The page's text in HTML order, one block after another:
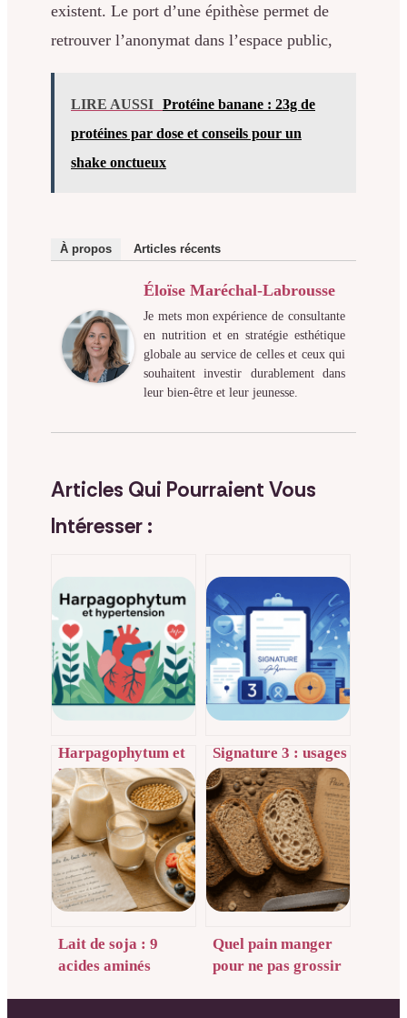
existent. Le port d’une épithèse permet de
retrouver l’anonymat dans l’espace public,
LIRE AUSSI Protéine banane : 23g de
protéines par dose et conseils pour un
shake onctueux
À propos Articles récents
Éloïse Maréchal-Labrousse
Je mets mon expérience de consultante
en nutrition et en stratégie esthétique
globale au service de celles et ceux qui
souhaitent investir durablement dans
leur bien-être et leur jeunesse.
Articles Qui Pourraient Vous
Intéresser :
Harpagophytum et
hypertension :
usages, risques et
précautions à
connaître
Signature 3 : usages
concrets, enjeux et
bonnes pratiques en
entreprise
Lait de soja : 9
acides aminés
Quel pain manger
pour ne pas grossir